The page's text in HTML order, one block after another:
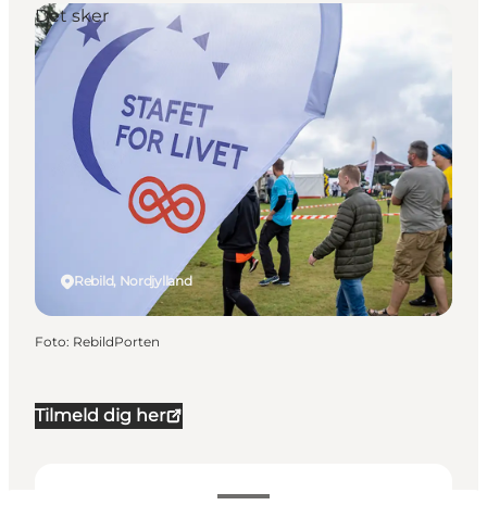
Planlæg ferien
Tilmeld dig her
Rebild, Nordjylland
Det sker
Foto: RebildPorten